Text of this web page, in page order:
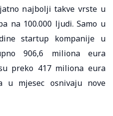
najbolji takve vrste u
na 100.000 ljudi. Samo u
startup kompanije u
906,6 miliona eura
preko 417 miliona eura
u mjesec osnivaju nove